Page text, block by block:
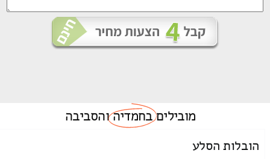
מוביליםבחמדיהוהסביבה
הובלות הסלע